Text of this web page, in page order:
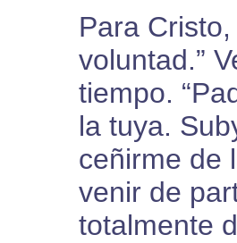
Para
voluntad.”
tiempo.
la tuya.
ceñirme de
venir de
totalmente